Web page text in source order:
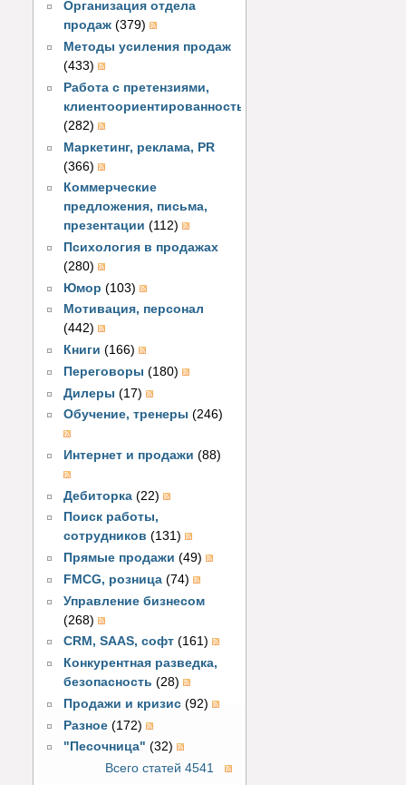
Организация отдела
продаж (379)
Методы усиления продаж
(433)
Работа с претензиями,
клиентоориентированность
(282)
Маркетинг, реклама, PR
(366)
Коммерческие
предложения, письма,
презентации (112)
Психология в продажах
(280)
Юмор (103)
Мотивация, персонал
(442)
Книги (166)
Переговоры (180)
Дилеры (17)
Обучение, тренеры (246)
Интернет и продажи (88)
Дебиторка (22)
Поиск работы,
сотрудников (131)
Прямые продажи (49)
FMCG, розница (74)
Управление бизнесом
(268)
CRM, SAAS, софт (161)
Конкурентная разведка,
безопасность (28)
Продажи и кризис (92)
Разное (172)
"Песочница" (32)
Всего статей 4541